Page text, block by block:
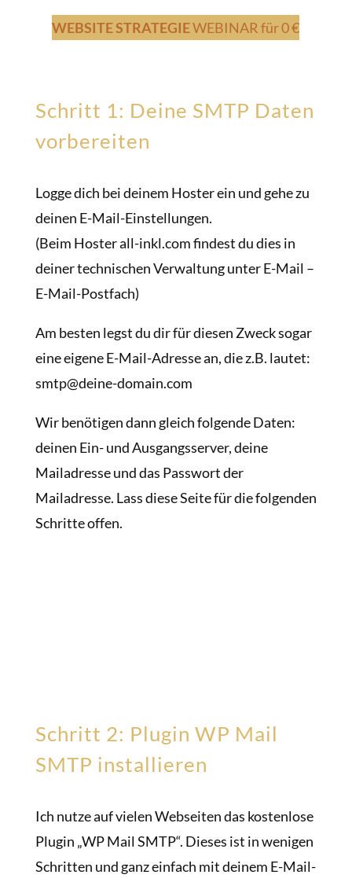
WEBSITE STRATEGIEWEBINAR für 0 €
Schritt 1: Deine SMTP Daten
vorbereiten
Logge dich bei deinem Hoster ein und gehe zu
deinen E-Mail-Einstellungen.
(Beim Hoster all-inkl.com findest du dies in
deiner technischen Verwaltung unter E-Mail –
E-Mail-Postfach)
Am besten legst du dir für diesen Zweck sogar
eine eigene E-Mail-Adresse an, die z.B. lautet:
smtp@deine-domain.com
Wir benötigen dann gleich folgende Daten:
deinen Ein- und Ausgangsserver, deine
Mailadresse und das Passwort der
Mailadresse. Lass diese Seite für die folgenden
Schritte offen.
Schritt 2: Plugin WP Mail
SMTP installieren
Ich nutze auf vielen Webseiten das kostenlose
Plugin „WP Mail SMTP“. Dieses ist in wenigen
Schritten und ganz einfach mit deinem E-Mail-